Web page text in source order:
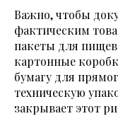
Важно, чтобы
фактическим
пакеты для
картонные
бумагу для
техническую
закрывает этот